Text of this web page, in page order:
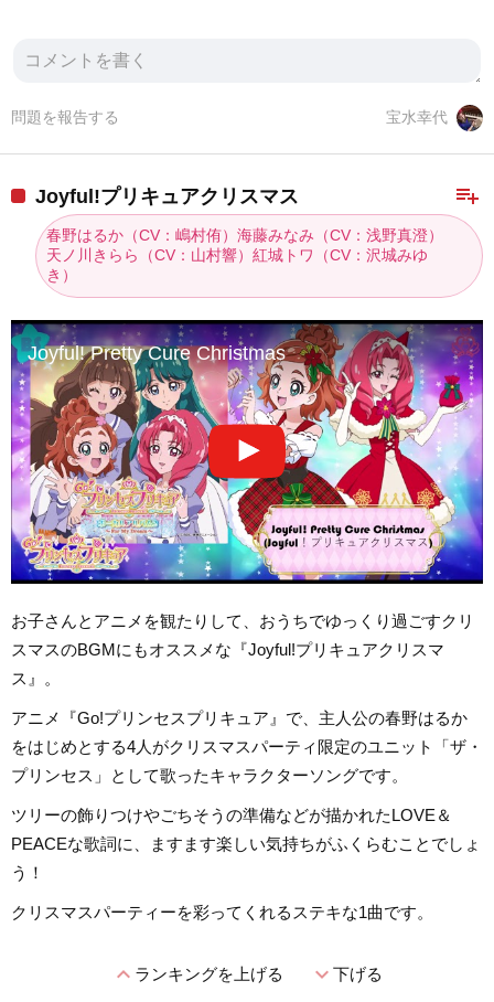
宝水幸代
問題を報告する
playlist_add
Joyful!プリキュアクリスマス
春野はるか（CV：嶋村侑）海藤みなみ（CV：浅野真澄）
天ノ川きらら（CV：山村響）紅城トワ（CV：沢城みゆ
き）
Joyful! Pretty Cure Christmas
お子さんとアニメを観たりして、おうちでゆっくり過ごすクリ
スマスのBGMにもオススメな『Joyful!プリキュアクリスマ
ス』。
アニメ『Go!プリンセスプリキュア』で、主人公の春野はるか
をはじめとする4人がクリスマスパーティ限定のユニット「ザ・
プリンセス」として歌ったキャラクターソングです。
ツリーの飾りつけやごちそうの準備などが描かれたLOVE＆
PEACEな歌詞に、ますます楽しい気持ちがふくらむことでしょ
う！
クリスマスパーティーを彩ってくれるステキな1曲です。
expand_lessランキングを上げる expand_more下げる